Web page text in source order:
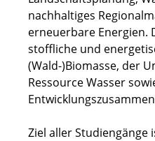
nachhaltiges
erneuerbare Energien.
stoffliche und
(Wald-)Biomasse, der
Ressource Wasser
Ziel aller Studiengänge